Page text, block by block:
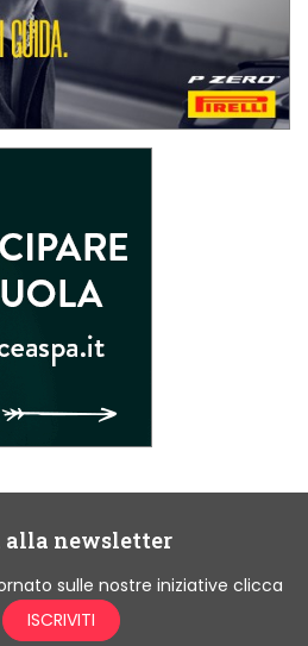
newsletter
sulle nostre iniziative clicca
ISCRIVITI